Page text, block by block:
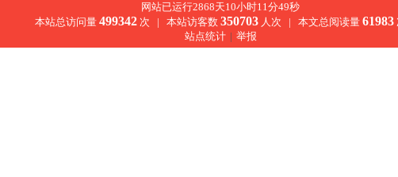
网站已运行2868天10小时11分49秒
本站总访问量 499342次 | 本站访客数 350703人次 | 本文总阅读量 61983
站点统计 | 举报